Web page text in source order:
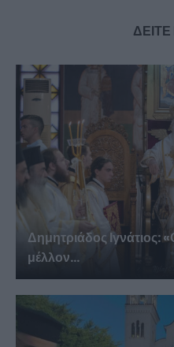
Δημητριάδος Ιγνάτιος:
μέλλον...